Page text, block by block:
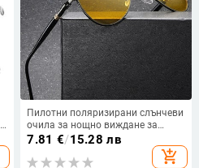
Пилотни поляризирани слънчеви
очила за нощно виждане за
мъже, жени, класически ретро
риболов, жълти слънчеви очила
7.81 €/15.28 лв
add_shopping_cart